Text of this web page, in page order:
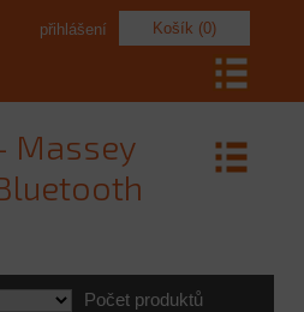
Košík (0)
přihlášení
Massey
Počet produktů